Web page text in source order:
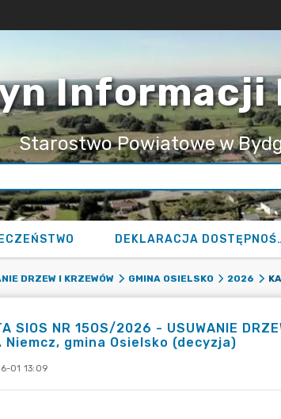
Informacji
Starostwo Powiatowe w
DRZEW I KRZEWÓW GMINA OSIELSKO 2026
SIOS NR 15OS/2026 - USUWANIE
Niemcz, gmina Osielsko (decyzja)
01 13:09